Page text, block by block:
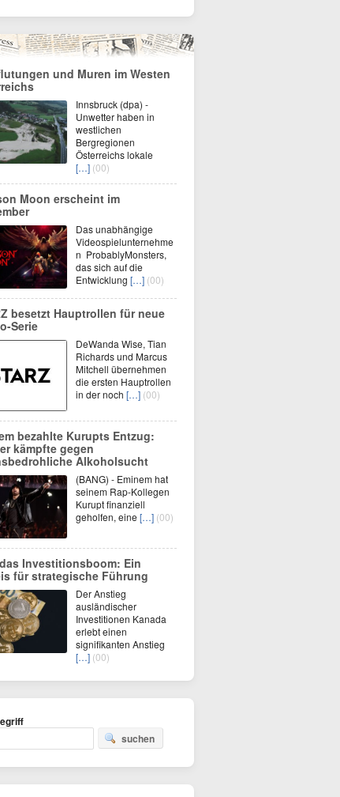
und Muren im Westen
Innsbruck (dpa) -
Unwetter haben in
westlichen
Bergregionen
Österreichs lokale
[…] (00)
Moon erscheint im
Das unabhängige
Videospielunternehme
n ProbablyMonsters,
das sich auf die
Entwicklung […] (00)
besetzt Hauptrollen für neue
Serie
DeWanda Wise, Tian
Richards und Marcus
Mitchell übernehmen
die ersten Hauptrollen
in der noch […] (00)
bezahlte Kurupts Entzug:
kämpfte gegen
Alkoholsucht
(BANG) - Eminem hat
seinem Rap-Kollegen
Kurupt finanziell
geholfen, eine […] (00)
Investitionsboom: Ein
für strategische Führung
Der Anstieg
ausländischer
Investitionen Kanada
erlebt einen
signifikanten Anstieg
[…] (00)
suchen